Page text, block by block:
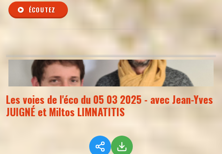
ÉCOUTEZ
Les voies de l'éco du 05 03 2025 - avec Jean-Yves
JUIGNÉ et Miltos LIMNATITIS